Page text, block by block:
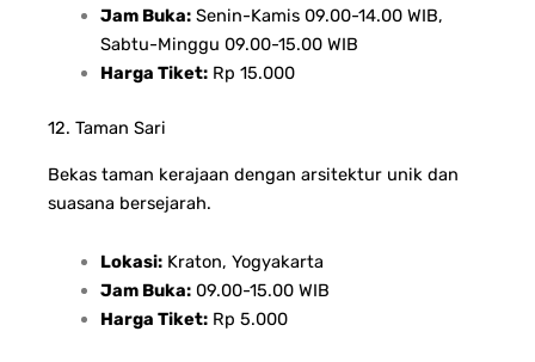
Jam Buka:Senin-Kamis 09.00-14.00 WIB,
Sabtu-Minggu 09.00-15.00 WIB
Harga Tiket:Rp 15.000
12. Taman Sari
Bekas taman kerajaan dengan arsitektur unik dan
suasana bersejarah.
Lokasi:Kraton, Yogyakarta
Jam Buka:09.00-15.00 WIB
Harga Tiket:Rp 5.000